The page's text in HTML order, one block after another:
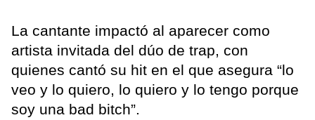
La cantante impactó al aparecer como
artista invitada del dúo de trap, con
quienes cantó su hit en el que asegura “lo
veo y lo quiero, lo quiero y lo tengo porque
soy una bad bitch”.